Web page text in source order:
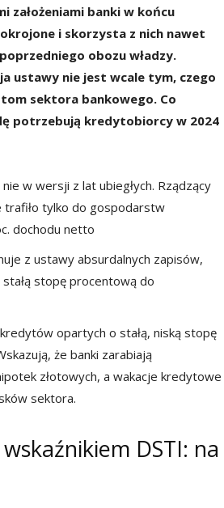
założeniami banki w końcu
i skorzysta z nich nawet
obozu władzy.
ustawy nie jest wcale tym, czego
sektora bankowego. Co
potrzebują kredytobiorcy w 2024
w wersji z lat ubiegłych. Rządzący
trafiło tylko do gospodarstw
dochodu netto
z ustawy absurdalnych zapisów,
stopę procentową do
opartych o stałą, niską stopę
że banki zarabiają
złotowych, a wakacje kredytowe
sektora.
DSTI: na